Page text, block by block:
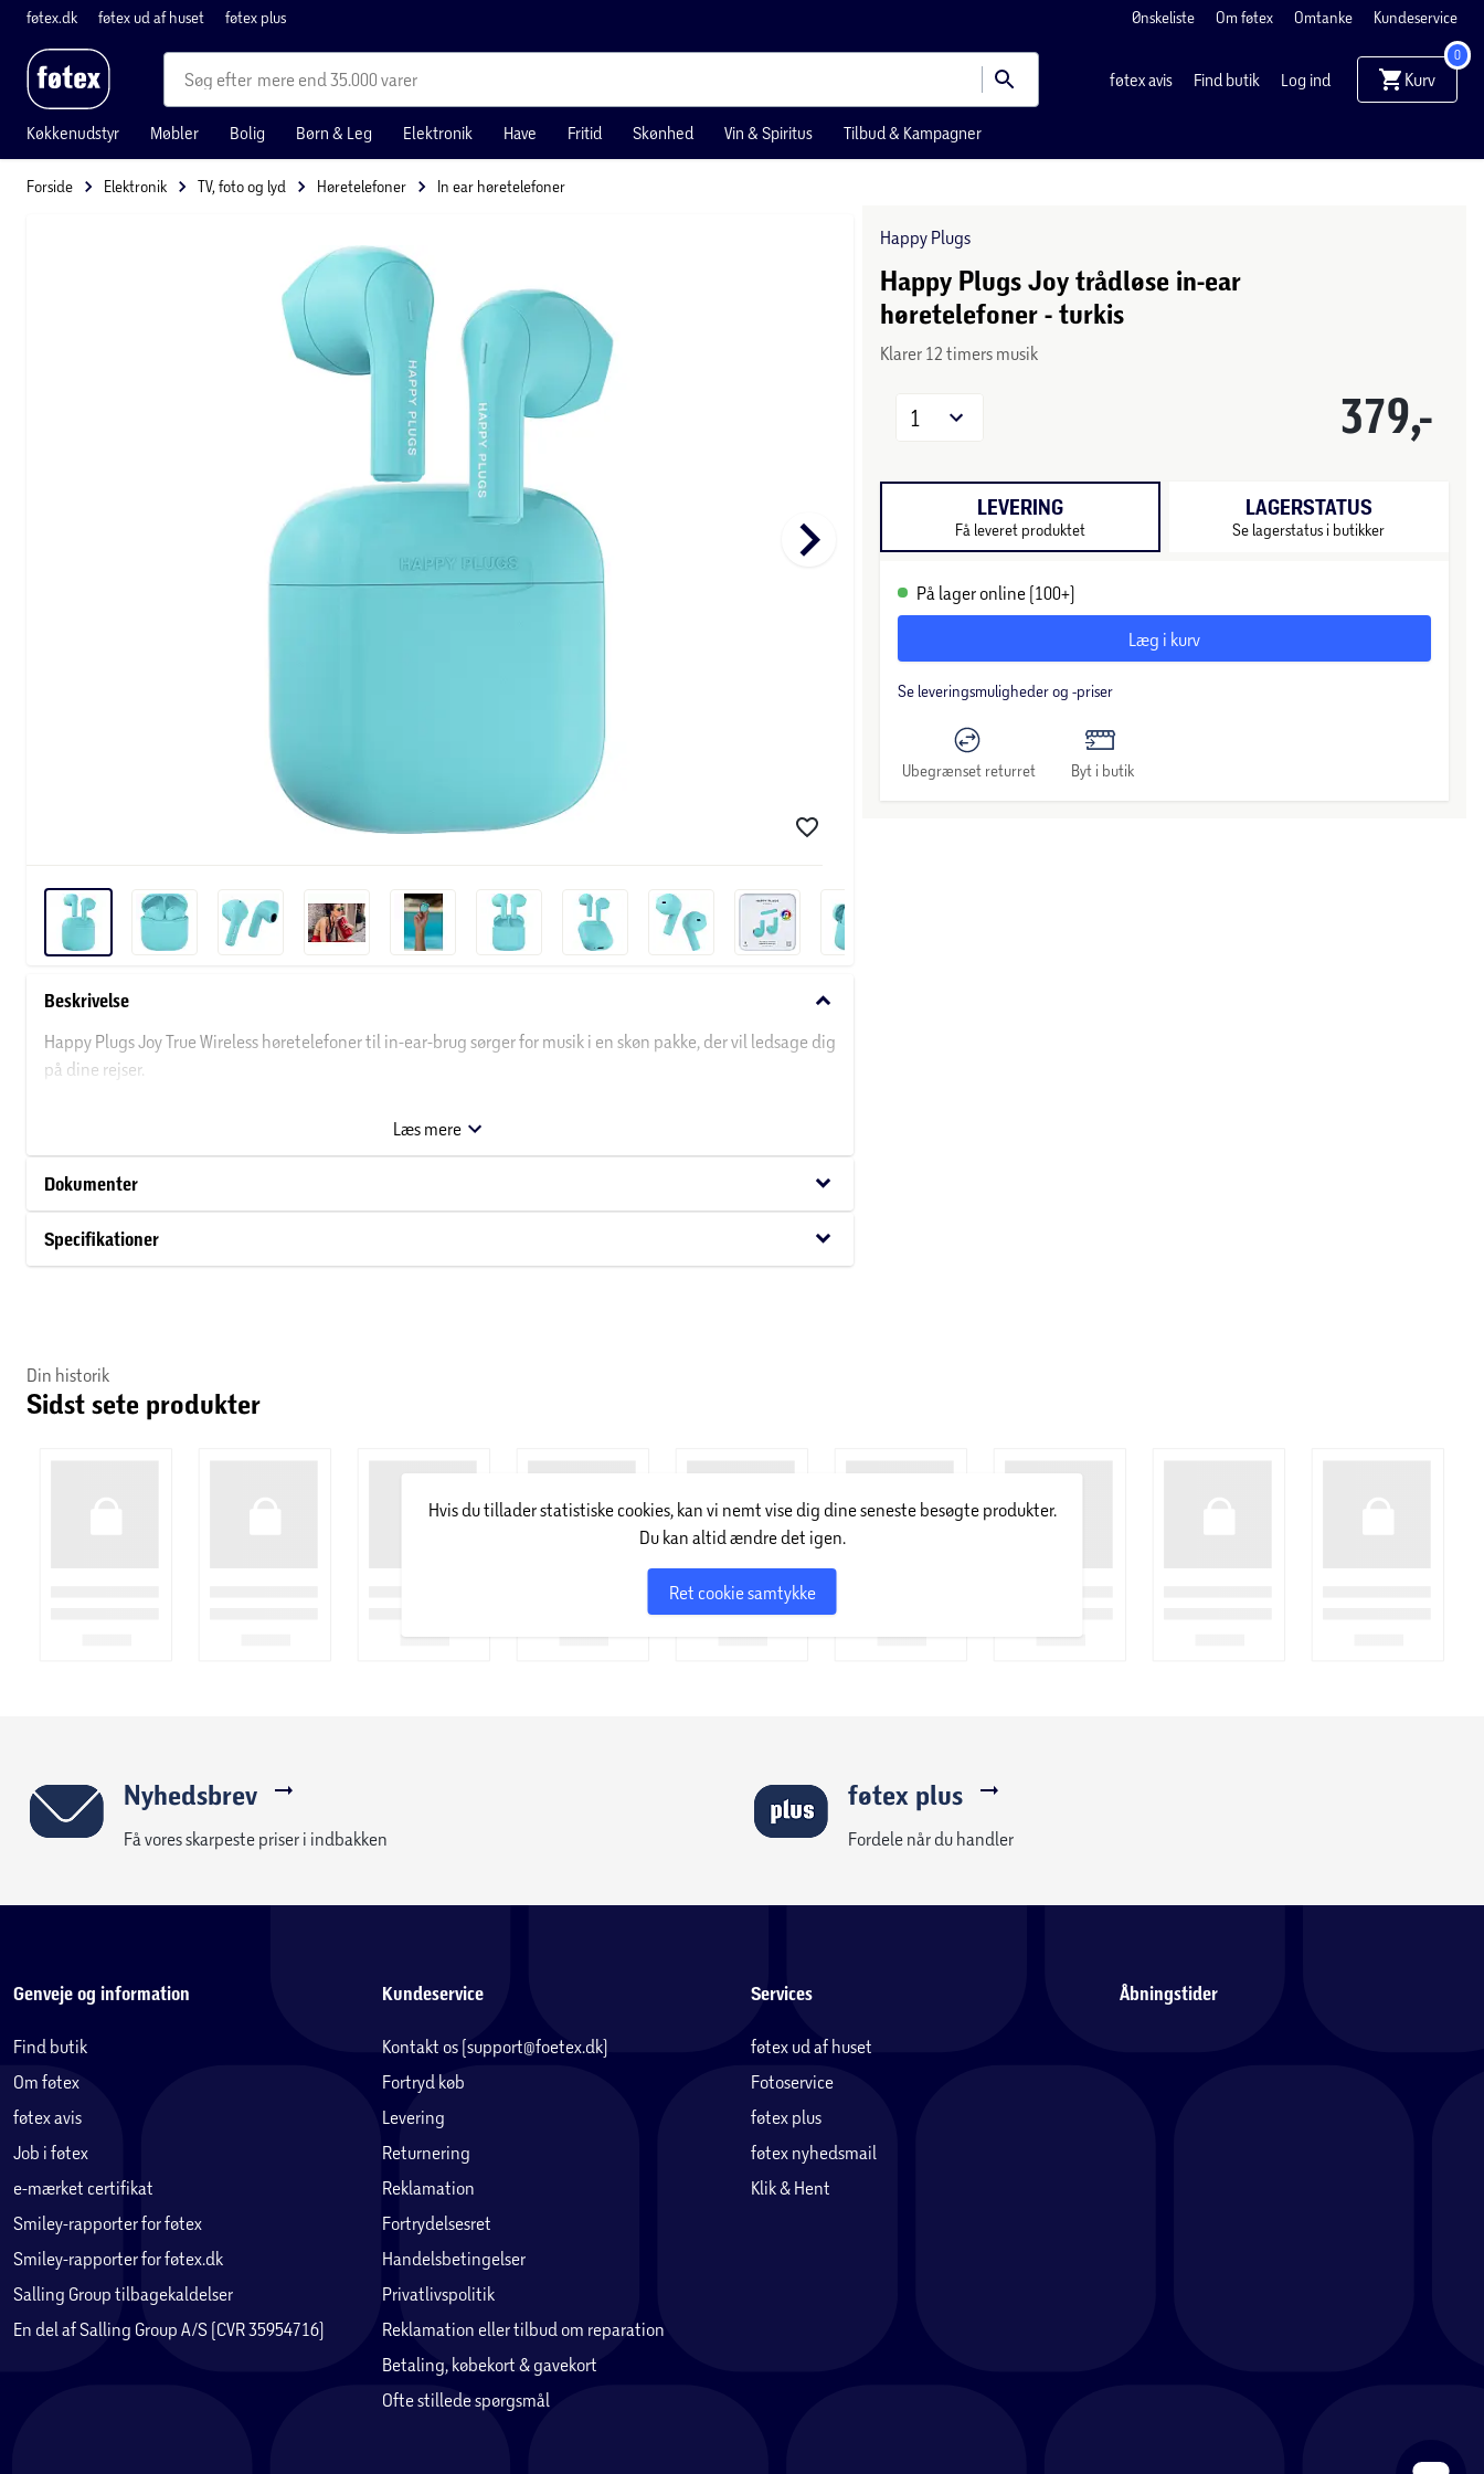
føtex.dk føtex ud af huset føtex plus Ønskeliste Om føtex Omtanke Kundeservice
mere end 35.000 varer føtex avis Find butik Log ind Kurv
0
Køkkenudstyr Møbler Bolig Børn & Leg Elektronik Have Fritid Skønhed Vin & Spiritus Tilbud & Kampagner
Forside Elektronik TV, foto og lyd Høretelefoner In ear høretelefoner
keyboard_arrow_right
Beskrivelse keyboard_arrow_down
Happy Plugs Joy True Wireless høretelefoner til in-ear-brug sørger for musik i en skøn pakke, der vil ledsage dig
på dine rejser.
Læs mere
Dokumenter keyboard_arrow_down
Specifikationer keyboard_arrow_down
Happy Plugs
Happy Plugs Joy trådløse in-ear
høretelefoner - turkis
Klarer 12 timers musik
379,-
1
LEVERING
Få leveret produktet
LAGERSTATUS
Se lagerstatus i butikker
På lager online (100+)
Læg i kurv
Se leveringsmuligheder og -priser
Ubegrænset returret Byt i butik
Din historik
Sidst sete produkter
Hvis du tillader statistiske cookies, kan vi nemt vise dig dine seneste besøgte produkter.
Du kan altid ændre det igen.
Ret cookie samtykke
Nyhedsbrev
Få vores skarpeste priser i indbakken
føtex plus
Fordele når du handler
Genveje og information
Find butik
Om føtex
føtex avis
Job i føtex
e-mærket certifikat
Smiley-rapporter for føtex
Smiley-rapporter for føtex.dk
Salling Group tilbagekaldelser
En del af Salling Group A/S (CVR 35954716)
Kundeservice
Kontakt os (support@foetex.dk)
Fortryd køb
Levering
Returnering
Reklamation
Fortrydelsesret
Handelsbetingelser
Privatlivspolitik
Reklamation eller tilbud om reparation
Betaling, købekort & gavekort
Ofte stillede spørgsmål
Services
føtex ud af huset
Fotoservice
føtex plus
føtex nyhedsmail
Klik & Hent
Åbningstider